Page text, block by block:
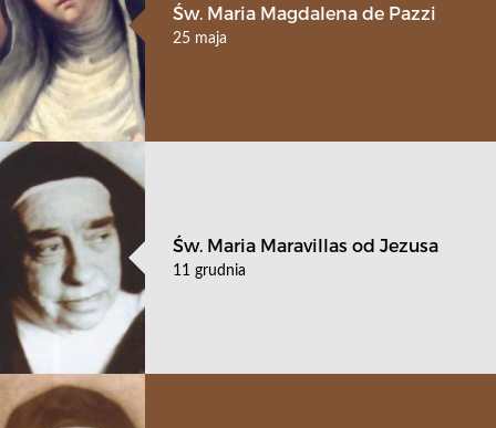
Św. Maria Magdalena de Pazzi
25 maja
Św. Maria Maravillas od Jezusa
11 grudnia